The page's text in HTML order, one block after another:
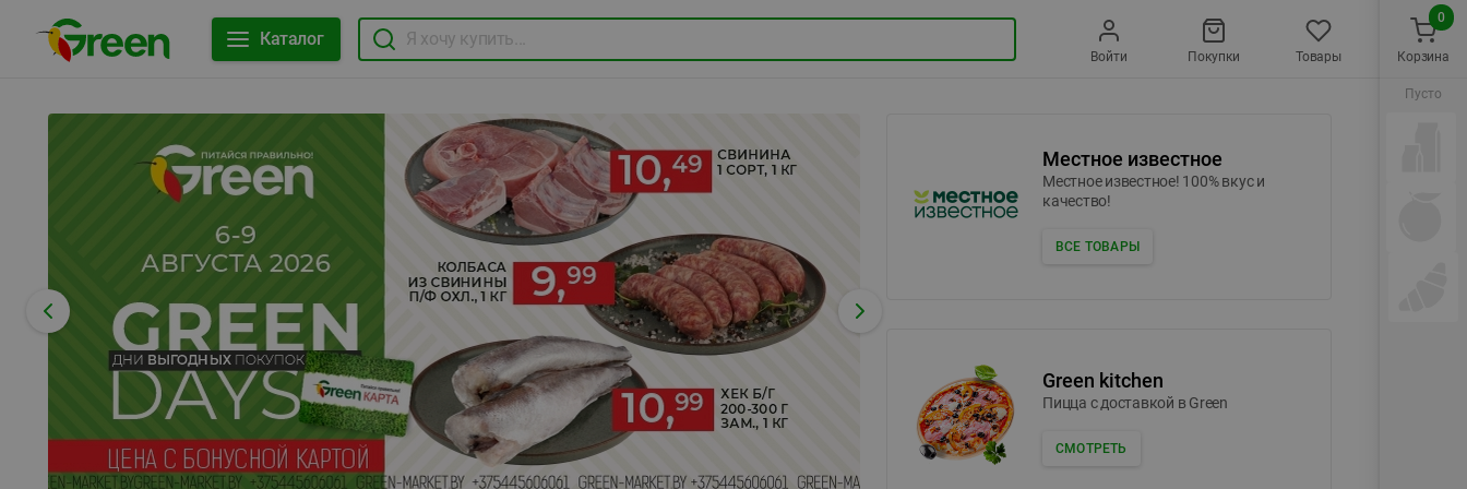
Каталог
Войти Покупки Товары
Местное известное
Местное известное! 100% вкус и
качество!
ВСЕ ТОВАРЫ
Green kitchen
Пицца c доставкой в Green
СМОТРЕТЬ
Корзина
0
Пусто